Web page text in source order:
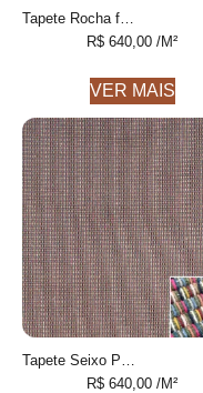
Tapete Rocha feito à mão, 100% algodão reciclado
R$ 640,00 /M²
VER MAIS
R$ 640,00 /M²